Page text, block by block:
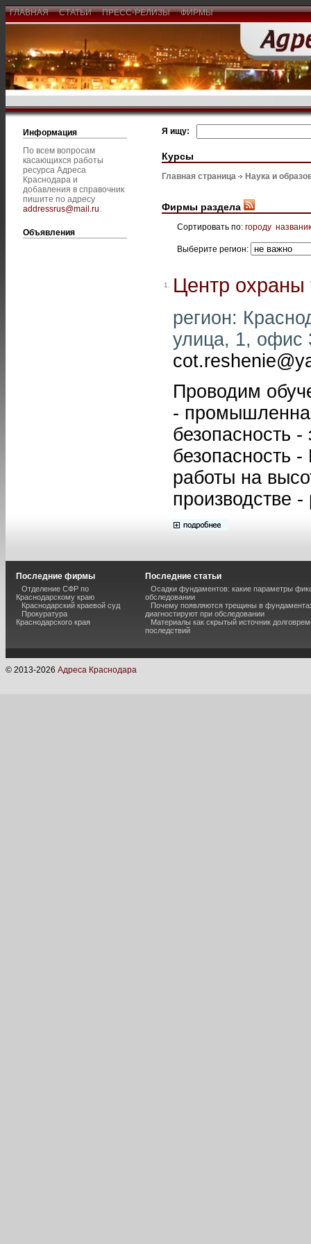
ГЛАВНАЯ СТАТЬИ ПРЕСС-РЕЛИЗЫ ФИРМЫ
Информация
По всем вопросам
касающихся работы
ресурса Адреса
Краснодара и
добавления в справочник
пишите по адресу
addressrus@mail.ru.
Объявления
Я ищу:
Курсы
Главная страница Наука и
Фирмы раздела
Сортировать по: городу
Выберите регион:
1. Центр
регион:
улица, 1, офис
Проводим
-
безопасность -
безопасность
работы на
производстве
Последние фирмы
Отделение СФР по
Краснодарскому краю
Краснодарский краевой суд
Прокуратура
Краснодарского края
Последние статьи
Осадки фундаментов: какие параметры
обследовании
Почему появляются трещины в
диагностируют при обследовании
Материалы как скрытый источник
последствий
© 2013-2026 Адреса Краснодара